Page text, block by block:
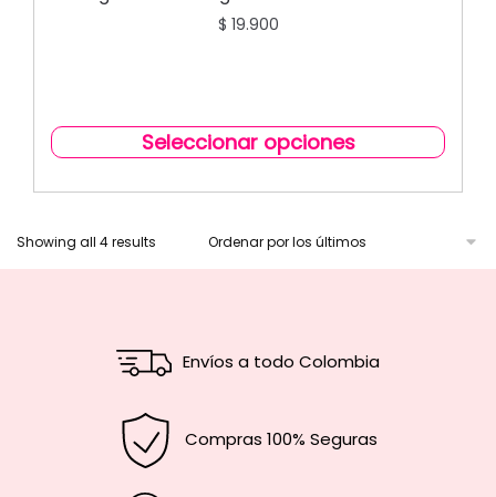
$ 19.900
Seleccionar opciones
Showing all 4 results
Envíos a todo Colombia
Compras 100% Seguras